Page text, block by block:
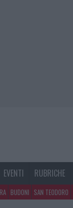
EVENTI RUBRICHE
BUDONI SAN TEODORO